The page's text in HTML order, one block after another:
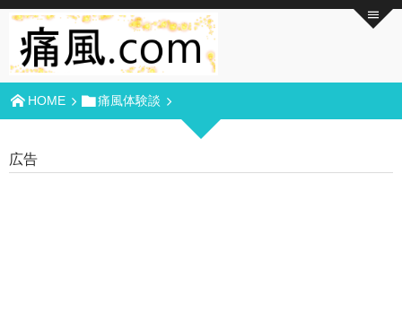
HOME 痛風体験談
広告